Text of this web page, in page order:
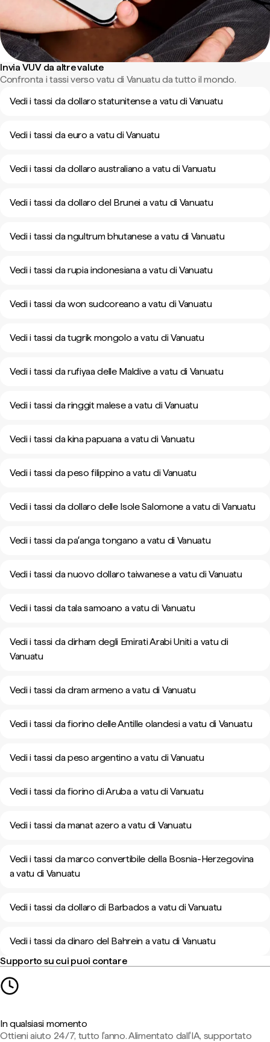
Invia VUV da altre valute
Confronta i tassi verso vatu di Vanuatu da tutto il mondo.
Vedi i tassi da dollaro statunitense a vatu di Vanuatu
Vedi i tassi da euro a vatu di Vanuatu
Vedi i tassi da dollaro australiano a vatu di Vanuatu
Vedi i tassi da dollaro del Brunei a vatu di Vanuatu
Vedi i tassi da ngultrum bhutanese a vatu di Vanuatu
Vedi i tassi da rupia indonesiana a vatu di Vanuatu
Vedi i tassi da won sudcoreano a vatu di Vanuatu
Vedi i tassi da tugrik mongolo a vatu di Vanuatu
Vedi i tassi da rufiyaa delle Maldive a vatu di Vanuatu
Vedi i tassi da ringgit malese a vatu di Vanuatu
Vedi i tassi da kina papuana a vatu di Vanuatu
Vedi i tassi da peso filippino a vatu di Vanuatu
Vedi i tassi da dollaro delle Isole Salomone a vatu di Vanuatu
Vedi i tassi da paʻanga tongano a vatu di Vanuatu
Vedi i tassi da nuovo dollaro taiwanese a vatu di Vanuatu
Vedi i tassi da tala samoano a vatu di Vanuatu
Vedi i tassi da dirham degli Emirati Arabi Uniti a vatu di
Vanuatu
Vedi i tassi da dram armeno a vatu di Vanuatu
Vedi i tassi da fiorino delle Antille olandesi a vatu di Vanuatu
Vedi i tassi da peso argentino a vatu di Vanuatu
Vedi i tassi da fiorino di Aruba a vatu di Vanuatu
Vedi i tassi da manat azero a vatu di Vanuatu
Vedi i tassi da marco convertibile della Bosnia-Herzegovina
a vatu di Vanuatu
Vedi i tassi da dollaro di Barbados a vatu di Vanuatu
Vedi i tassi da dinaro del Bahrein a vatu di Vanuatu
Supporto su cui puoi contare
In qualsiasi momento
Ottieni aiuto 24/7, tutto l'anno. Alimentato dall'IA, supportato